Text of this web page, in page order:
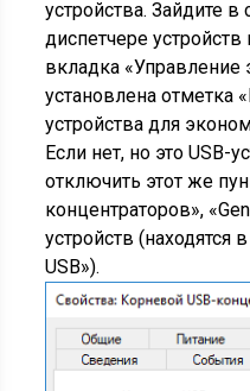
устройства. Зайдите в
диспетчере
вкладка «Управление
установлена отметка
устройства для
Если нет, но это USB-
отключить этот же
концентраторов»,
устройств (находятся
USB»).